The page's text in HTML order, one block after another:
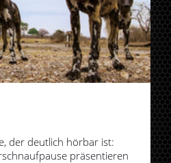
der deutlich hörbar ist:
präsentieren